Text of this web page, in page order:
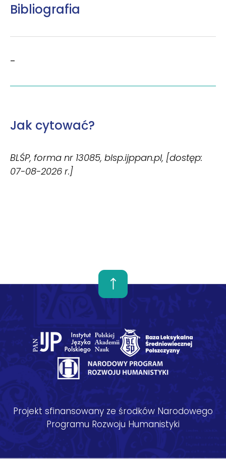
Bibliografia
–
Jak cytować?
BLŚP, forma nr 13085, blsp.ijppan.pl, [dostęp:
07-08-2026 r.]
Projekt sfinansowany ze środków Narodowego
Programu Rozwoju Humanistyki